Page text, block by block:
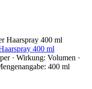
400 ml
· Wirkung: Volumen ·
400 ml